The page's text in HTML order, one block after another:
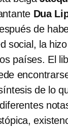
Dua
de
social, la
países. El
de lo